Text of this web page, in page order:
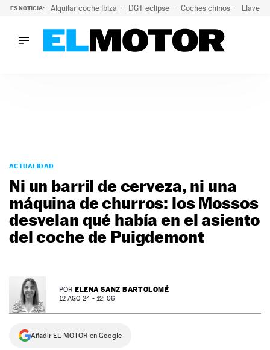
ES NOTICIA: Alquilar coche Ibiza DGT eclipse Coches chinos Llaves
PODCAST
MOTOS
TECNOLOGÍA
SUPERCOCHES
MOTORTV
NEWSLETTER
ACTUALIDAD
Ni un barril de cerveza, ni una
máquina de churros: los Mossos
desvelan qué había en el asiento
del coche de Puigdemont
POR ELENA SANZ BARTOLOMÉ
12 AGO 24 - 12: 06
Añadir EL MOTOR en Google